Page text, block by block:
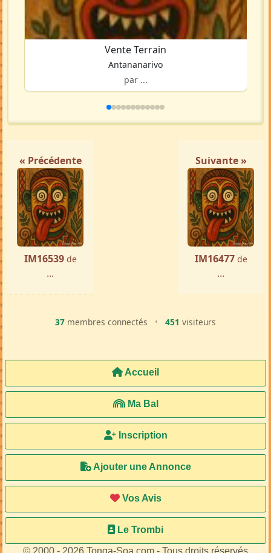
Vente Terrain
Antananarivo
par ...
« Précédente
IM16539 de
...
Suivante »
IM16477 de
...
37 membres connectés • 451 visiteurs
Accueil
Ma Bal
Inscription
Ajouter une Annonce
Vos Avis
Le Trombi